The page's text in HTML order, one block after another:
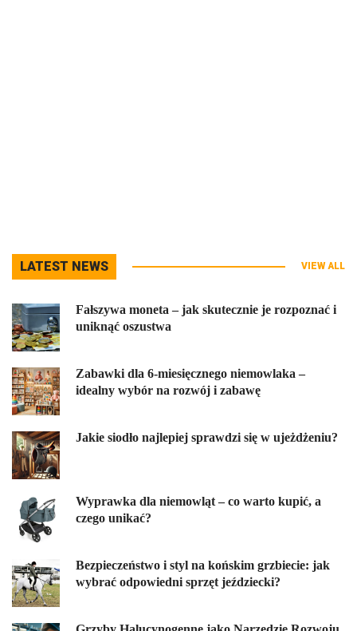
LATEST NEWS VIEW ALL
Fałszywa moneta – jak skutecznie je rozpoznać i
uniknąć oszustwa
Zabawki dla 6-miesięcznego niemowlaka –
idealny wybór na rozwój i zabawę
Jakie siodło najlepiej sprawdzi się w ujeżdżeniu?
Wyprawka dla niemowląt – co warto kupić, a
czego unikać?
Bezpieczeństwo i styl na końskim grzbiecie: jak
wybrać odpowiedni sprzęt jeździecki?